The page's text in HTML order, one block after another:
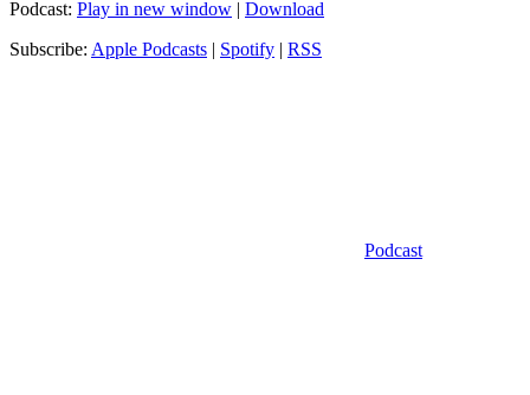
Podcast: Play in new window | Download
Subscribe: Apple Podcasts | Spotify | RSS
Podcast